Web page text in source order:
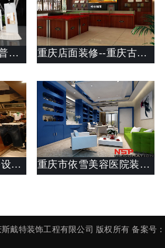
重庆展厅装修--松下普泰广场电器店面装修 重庆店面装修--重庆古币收藏店店面装修设计案例
凡不了服装店面装修设计案列汇总 重庆市依雪美容医院装修设计案例
戴特装饰工程有限公司 版权所有 备案号：